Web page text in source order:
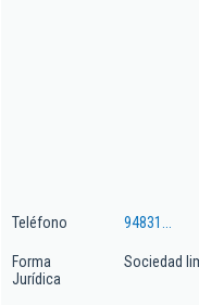
Teléfono 94831...
Forma
Jurídica
Sociedad